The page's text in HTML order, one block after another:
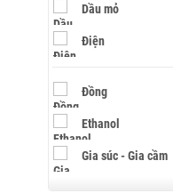
Dầu mỏ
Điện
Đồng
Ethanol
Gia súc - Gia cầm